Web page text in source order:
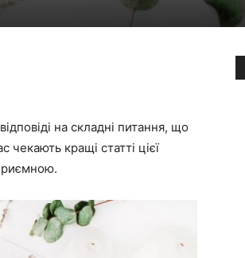
на складні питання, що
чекають кращі статті цієї